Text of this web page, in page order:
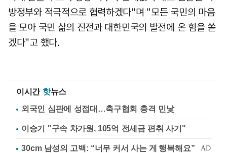
방정부와 적극적으로 협력하겠다"며 "모든 국민의 마음
을 모아 국민 삶의 진전과 대한민국의 발전에 온 힘을 쏟
겠다"고 했다.
이시간 핫뉴스
외국인 심판에 성접대…축구협회 충격 민낯
이승기 "구속 차가원, 105억 전세금 편취 사기"